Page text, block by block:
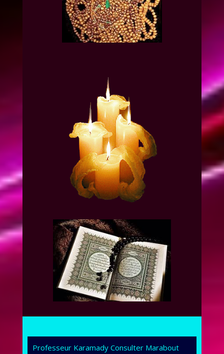
Professeur Karamady Consulter Marabout